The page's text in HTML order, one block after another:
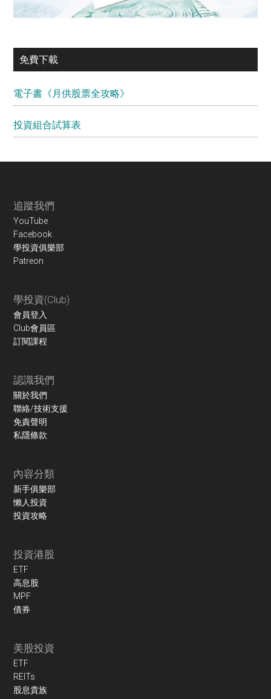
免費下載
電子書《月供股票全攻略》
投資組合試算表
Footer
追蹤我們
YouTube
Facebook
學投資俱樂部
Patreon
學投資(Club)
會員登入
Club會員區
訂閱課程
認識我們
關於我們
聯絡/技術支援
免責聲明
私隱條款
內容分類
新手俱樂部
懶人投資
投資攻略
投資港股
ETF
高息股
MPF
債券
美股投資
ETF
REITs
股息貴族